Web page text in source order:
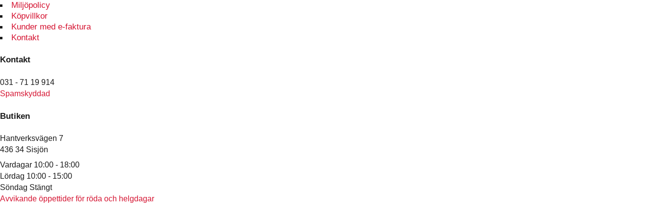
Miljöpolicy
Köpvillkor
Kunder med e-faktura
Kontakt
Kontakt
031 - 71 19 914
Spamskyddad
Butiken
Hantverksvägen 7
436 34 Sisjön
Vardagar 10:00 - 18:00
Lördag 10:00 - 15:00
Söndag Stängt
Avvikande öppettider för röda och helgdagar